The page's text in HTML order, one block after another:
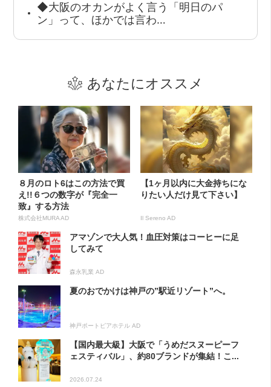
◆大阪のオカンがよく言う「明日のパ
ン」って、ほかでは言わ…
あなたにオススメ
８月のロト6はこの方法で買
え!!６つの数字が『完全一
致』する方法
株式会社MURA AD
【1ヶ月以内に大金持ちにな
りたい人だけ見て下さい】
Il Sereno AD
アマゾンで大人気！血圧対策はコーヒーに足
してみて
森永乳業 AD
夏のおでかけは神戸の”駅近リゾート”へ。
神戸ポートピアホテル AD
【国内最大級】大阪で「うめだスヌーピーフ
ェスティバル」、約80ブランドが集結！こ...
2026.07.24